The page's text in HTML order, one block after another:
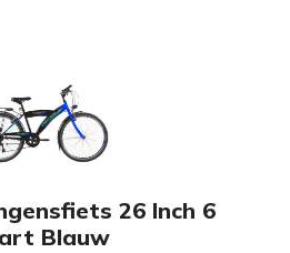
26 Inch 6
Blauw